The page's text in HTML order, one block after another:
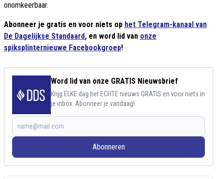
onomkeerbaar.
Abonneer je gratis en voor niets op het Telegram-kanaal van
De Dagelijkse Standaard, en word lid van onze
spiksplinternieuwe Facebookgroep!
Word lid van onze GRATIS Nieuwsbrief
Krijg ELKE dag het ECHTE nieuws GRATIS en voor niets in
je inbox. Abonneer je vandaag!
Abonneren